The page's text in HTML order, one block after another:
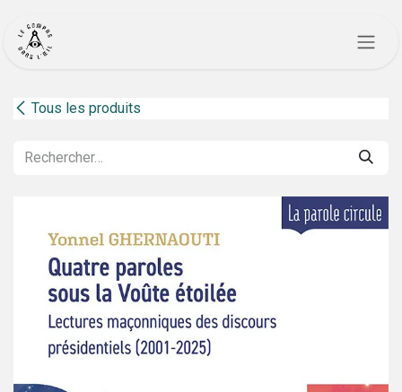
Tous les produits